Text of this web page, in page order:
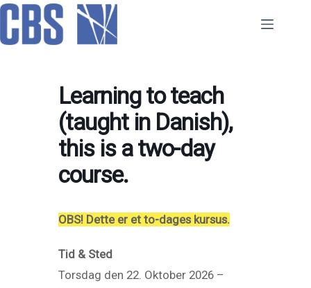
Skip
content
Learning to teach
(taught in Danish),
this is a two-day
course.
OBS! Dette er et to-dages kursus.
Tid & Sted
Torsdag den 22. Oktober 2026 –